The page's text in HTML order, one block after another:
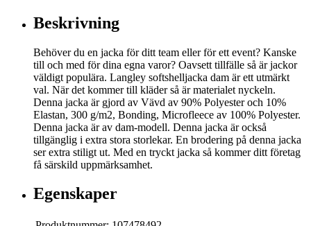
Beskrivning
Behöver du en jacka för ditt team eller för ett event? Kanske
till och med för dina egna varor? Oavsett tillfälle så är jackor
väldigt populära. Langley softshelljacka dam är ett utmärkt
val. När det kommer till kläder så är materialet nyckeln.
Denna jacka är gjord av Vävd av 90% Polyester och 10%
Elastan, 300 g/m2, Bonding, Microfleece av 100% Polyester.
Denna jacka är av dam-modell. Denna jacka är också
tillgänglig i extra stora storlekar. En brodering på denna jacka
ser extra stiligt ut. Med en tryckt jacka så kommer ditt företag
få särskild uppmärksamhet.
Egenskaper